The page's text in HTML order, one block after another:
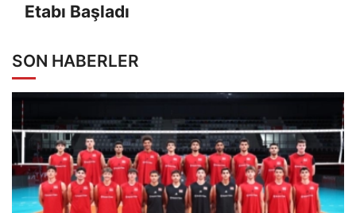
Etabı Başladı
SON HABERLER